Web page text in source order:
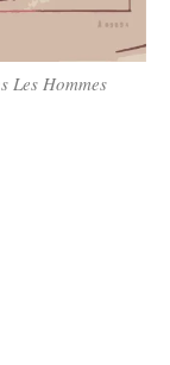
Les Hommes